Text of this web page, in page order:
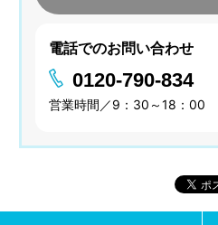
電話でのお問い合わせ
0120-790-834
営業時間／9：30～18：00